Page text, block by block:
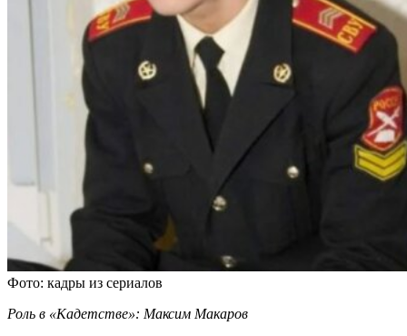
Фото: кадры из сериалов
Роль в «Кадетстве»: Максим Макаров